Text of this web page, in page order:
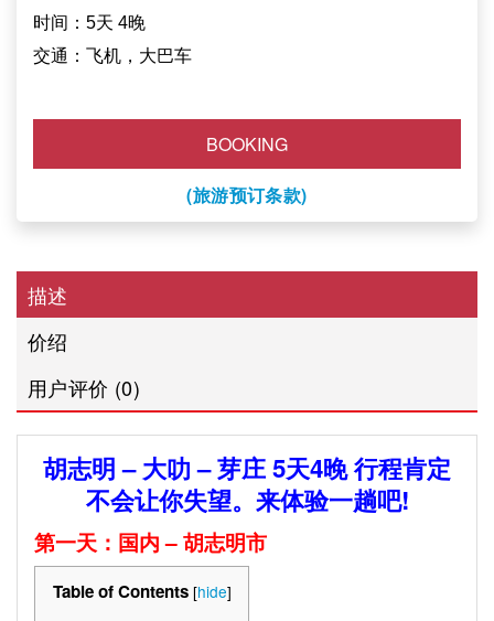
时间：5天 4晚
交通：飞机，大巴车
BOOKING
(旅游预订条款)
描述
价绍
用户评价 (0)
胡志明 – 大叻 – 芽庄 5天4晚 行程肯定
不会让你失望。来体验一趟吧!
第一天：国内– 胡志明市
Table of Contents [hide]